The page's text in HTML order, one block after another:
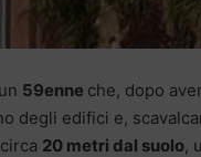
59enne che, dopo
degli edifici e,
20 metri dal suolo,